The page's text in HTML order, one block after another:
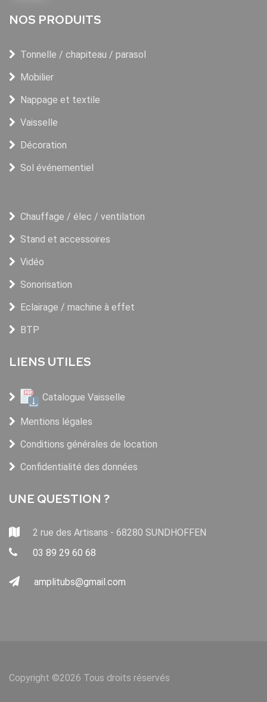
NOS PRODUITS
Tonnelle / chapiteau / parasol
Mobilier
Nappage et textile
Vaisselle
Décoration
Sol événementiel
Chauffage / élec / ventilation
Stand et accessoires
Vidéo
Sonorisation
Eclairage / machine à effet
BTP
LIENS UTILES
Catalogue Vaisselle
Mentions légales
Conditions générales de location
Confidentialité des données
UNE QUESTION ?
2 rue des Artisans - 68280 SUNDHOFFEN
03 89 29 60 68
amplitubs@gmail.com
Copyright ©2026 Tous droits réservés